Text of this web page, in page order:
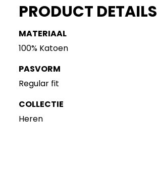
PRODUCT DETAILS
MATERIAAL
100% Katoen
PASVORM
Regular fit
COLLECTIE
Heren